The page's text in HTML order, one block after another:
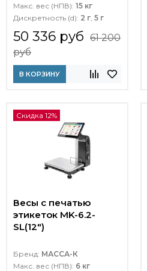
Макс. вес (НПВ): 15 кг
Дискретность (d): 2 г, 5 г
50 336 руб 61 200
руб
В КОРЗИНУ
Скидка 12%
Весы с печатью
этикеток MK-6.2-
SL(12")
Бренд: МАССА-К
Макс. вес (НПВ): 6 кг